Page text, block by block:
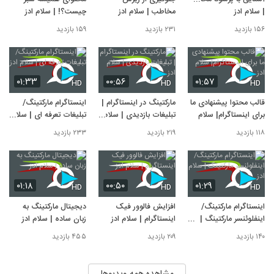
| سلام ادز
۱۵۶ بازدید
مخاطب | سلام ادز
۲۳۱ بازدید
چیست؟! | سلام ادز
۱۵۹ بازدید
۰۱:۵۷ HD
قالب محتوا پیشنهادی ما
۱۱۸ بازدید
۰۰:۵۶ HD
مارکتینگ در اینستاگرام |
تبلیغات بازدیدی | سلام
ادز
۲۱۹ بازدید
۰۱:۳۳ HD
اینستاگرام مارکتینگ/
تبلیغات تعرفه ای | سلام
ادز
۲۳۳ بازدید
۰۱:۲۹ HD
اینستاگرام مارکتینگ/
اینفلوئنسر مارکتینگ |
سلام ادز۱۴۰ بازدید
۰۰:۵۰ HD
افزایش فالوور فیک
اینستاگرام | سلام ادز
۲۰۹ بازدید
۰۱:۱۸ HD
دیجیتال مارکتینگ به
زبان ساده | سلام ادز
۴۵۵ بازدید